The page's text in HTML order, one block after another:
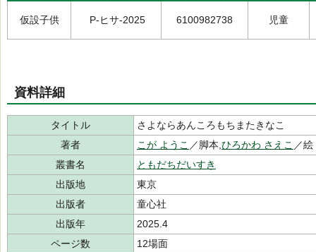
仮設子供 P-ヒサ-2025 6100982738 児童
資料詳細
タイトル
さよならあんころもちまたきなこ
著者
こが ようこ ／脚本, ひろかわ さえこ ／絵
叢書名
ともだちだいすき
出版地
東京
出版者
童心社
出版年
2025.4
ページ数
12場面